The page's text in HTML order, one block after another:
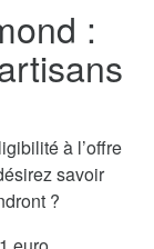
:
à l’offre
savoir
?